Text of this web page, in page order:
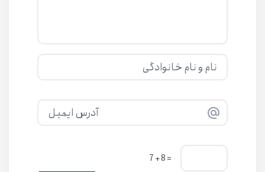
= 8 + 7